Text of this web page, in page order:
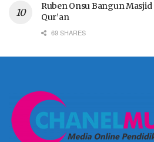
Ruben Onsu Bangun
Qur’an
69 SHARES